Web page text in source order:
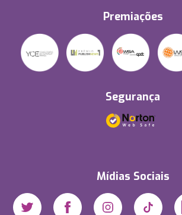
Premiações
Segurança
Mídias Sociais